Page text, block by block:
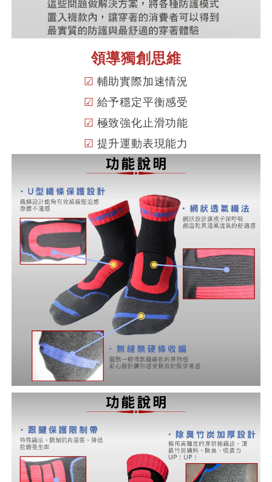
領導獨創思維
☑ 輔助實際加速情況
☑ 給予穩定平衡感受
☑ 極致強化止滑功能
☑ 提升運動表現能力